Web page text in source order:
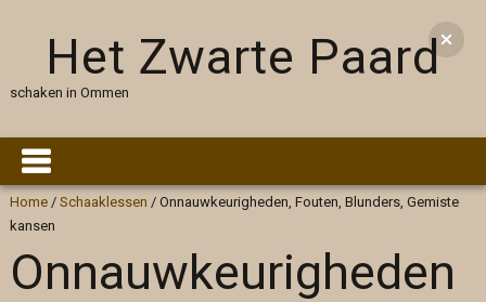
Het Zwarte Paard
schaken in Ommen
Home/ Schaaklessen / Onnauwkeurigheden, Fouten, Blunders, Gemiste
kansen
Onnauwkeurigheden